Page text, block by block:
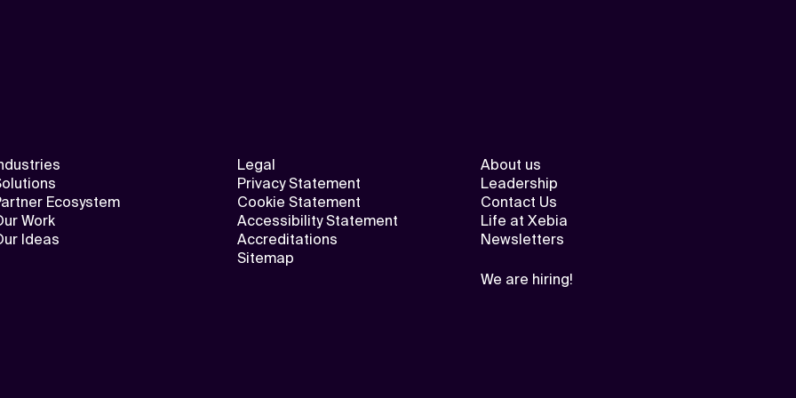
Ecosystem
Work
Ideas
Legal
Privacy Statement
Cookie Statement
Accessibility Statement
Accreditations
Sitemap
About us
Leadership
Contact Us
Life at Xebia
Newsletters
We are hiring!